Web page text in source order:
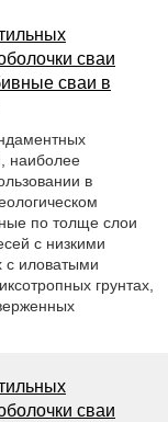
сваи
сваи в
наиболее
в
по толще слои
с низкими
с иловатыми
грунтах,
сваи